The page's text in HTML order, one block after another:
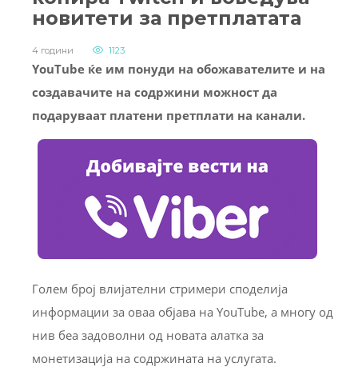
новитети за претплатата
4 години 1123
YouTube ќе им понуди на обожавателите и на
создавачите на содржини можност да
подаруваат платени претплати на канали.
Голем број влијателни стримери споделија
информации за оваа објава на YouTube, а многу од
нив беа задоволни од новата алатка за
монетизација на содржината на услугата.